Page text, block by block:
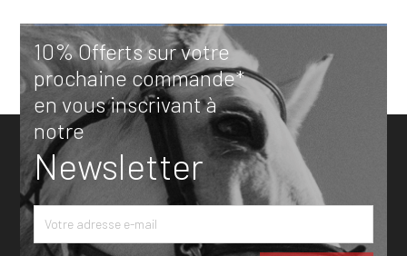
10% Offerts sur votre
prochaine commande*
en vous inscrivant à
notre
Newsletter